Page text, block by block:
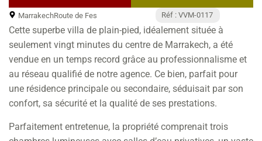
MarrakechRoute de Fes Réf : VVM-0117
Cette superbe villa de plain-pied, idéalement située à
seulement vingt minutes du centre de Marrakech, a été
vendue en un temps record grâce au professionnalisme et
au réseau qualifié de notre agence. Ce bien, parfait pour
une résidence principale ou secondaire, séduisait par son
confort, sa sécurité et la qualité de ses prestations.
Parfaitement entretenue, la propriété comprenait trois